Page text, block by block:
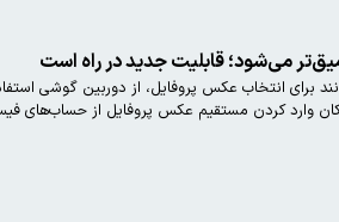
می‌شود؛ قابلیت جدید در راه است
برای انتخاب عکس پروفایل، از دوربین گوشی
وارد کردن مستقیم عکس پروفایل از حساب‌های